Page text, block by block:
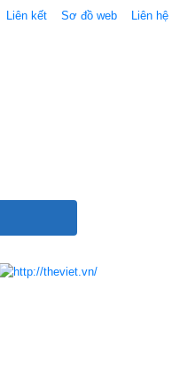
Liên kết Sơ đồ web Liên hệ